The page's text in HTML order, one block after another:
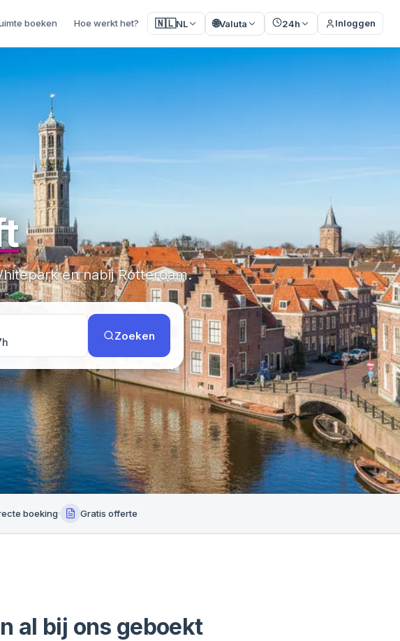
boeken Hoe werkt het? 🇳🇱NL 🌐Valuta 24h Inloggen
en nabij Rotterdam.
Zoeken
boeking Gratis offerte
al bij ons geboekt